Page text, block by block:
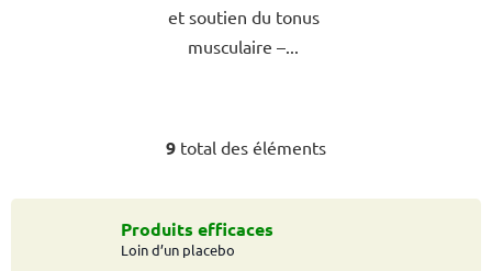
et soutien du tonus
musculaire –...
C
n
t
9 total des éléments
Produits efficaces
Loin d’un placebo